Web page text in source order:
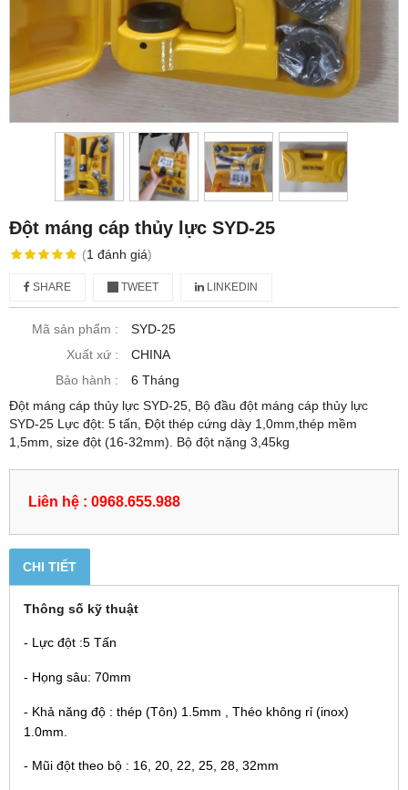
Đột máng cáp thủy lực SYD-25
(1 đánh giá)
SHARE TWEET LINKEDIN
Mã sản phẩm :
SYD-25
Xuất xứ :
CHINA
Bảo hành :
6 Tháng
Đột máng cáp thủy lực SYD-25, Bộ đầu đột máng cáp thủy lực
SYD-25 Lực đột: 5 tấn, Đột thép cứng dày 1,0mm,thép mềm
1,5mm, size đột (16-32mm). Bộ đột nặng 3,45kg
Liên hệ : 0968.655.988
CHI TIẾT
Thông số kỹ thuật
- Lực đột :5 Tấn
- Họng sâu: 70mm
- Khả năng độ : thép (Tôn) 1.5mm , Théo không rỉ (inox)
1.0mm.
- Mũi đột theo bộ : 16, 20, 22, 25, 28, 32mm